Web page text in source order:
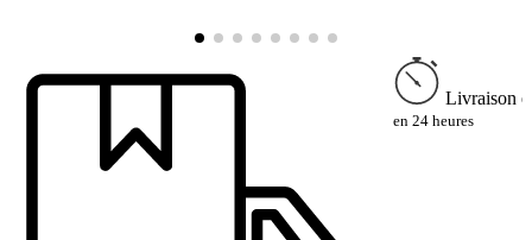
Livraison
en 24 heures